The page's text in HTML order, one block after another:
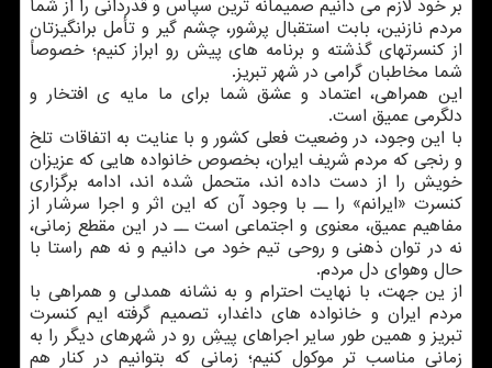
بر خود لازم می دانیم صمیمانه ترین سپاس و قدردانی را از شما
مردم نازنین، بابت استقبال پرشور، چشم گیر و تأمل برانگیزتان
از کنسرتهای گذشته و برنامه های پیش رو ابراز کنیم؛ خصوصاً
شما مخاطبان گرامی در شهر تبریز.
این همراهی، اعتماد و عشق شما برای ما مایه ی افتخار و
دلگرمی عمیق است.
با این وجود، در وضعیت فعلی کشور و با عنایت به اتفاقات تلخ
و رنجی که مردم شریف ایران، بخصوص خانواده هایی که عزیزان
خویش را از دست داده اند، متحمل شده اند، ادامه برگزاری
کنسرت «ایرانم» را ــ با وجود آن که این اثر و اجرا سرشار از
مفاهیم عمیق، معنوی و اجتماعی است ــ در این مقطع زمانی،
نه در توان ذهنی و روحی تیم خود می دانیم و نه هم راستا با
حال وهوای دل مردم.
از ین جهت، با نهایت احترام و به نشانه همدلی و همراهی با
مردم ایران و خانواده های داغدار، تصمیم گرفته ایم کنسرت
تبریز و همین طور سایر اجراهای پیشِ رو در شهرهای دیگر را به
زمانی مناسب تر موکول کنیم؛ زمانی که بتوانیم در کنار هم